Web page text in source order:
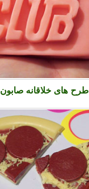
طرح های خلاقانه صابون